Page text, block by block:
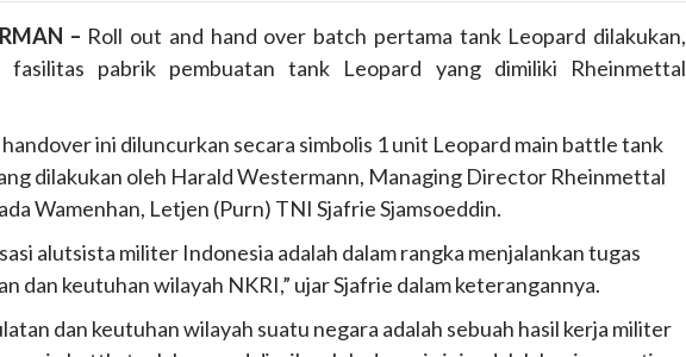
– Roll out and hand over batch pertama tank Leopard dilakukan,
pabrik pembuatan tank Leopard yang dimiliki Rheinmettal
ini diluncurkan secara simbolis 1 unit Leopard main battle tank
dilakukan oleh Harald Westermann, Managing Director Rheinmettal
Wamenhan, Letjen (Purn) TNI Sjafrie Sjamsoeddin.
alutsista militer Indonesia adalah dalam rangka menjalankan tugas
dan keutuhan wilayah NKRI,” ujar Sjafrie dalam keterangannya.
dan keutuhan wilayah suatu negara adalah sebuah hasil kerja militer